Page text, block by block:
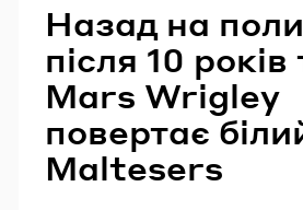
Назад на
після 10 років
Mars Wrigley
повертає
Maltesers